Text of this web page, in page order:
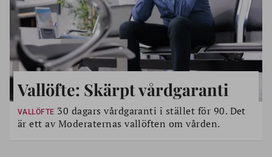
Vallöfte: Skärpt vårdgaranti
VALLÖFTE 30 dagars vårdgaranti i stället för 90. Det
är ett av Moderaternas vallöften om vården.